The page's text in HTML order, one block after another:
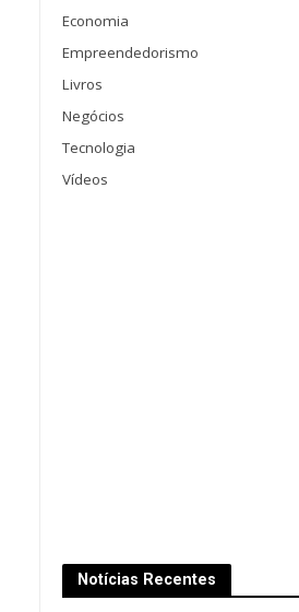
Economia
Empreendedorismo
Livros
Negócios
Tecnologia
Vídeos
Notícias Recentes